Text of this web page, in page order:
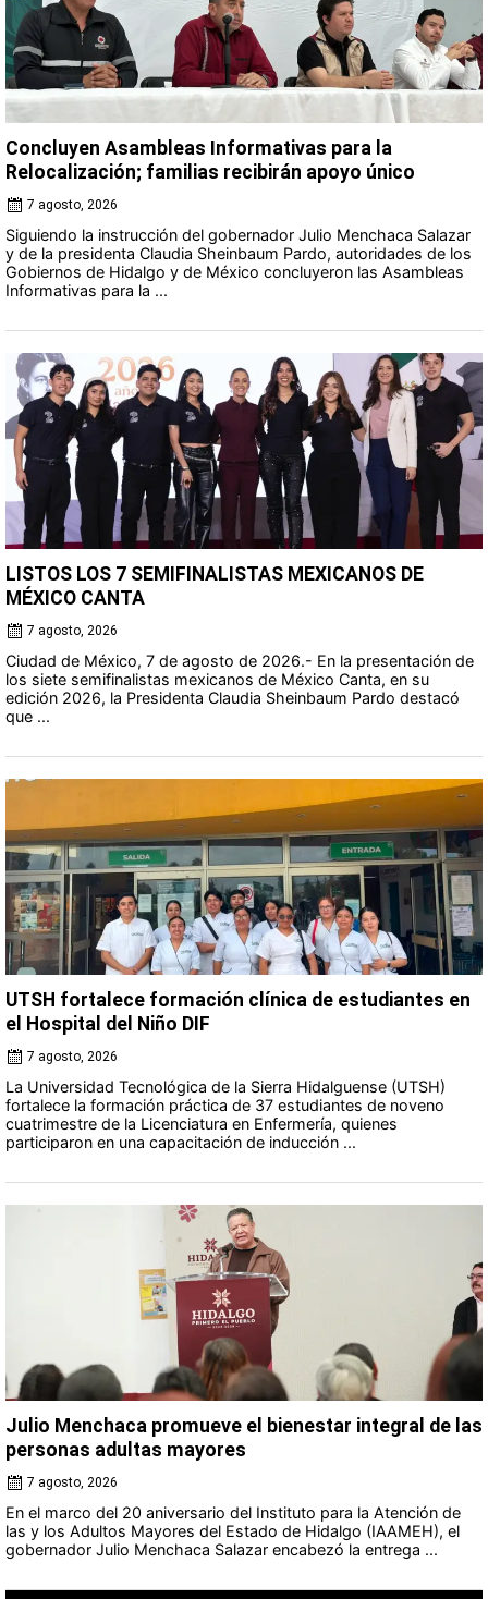
Concluyen Asambleas Informativas para la
Relocalización; familias recibirán apoyo único
7 agosto, 2026
Siguiendo la instrucción del gobernador Julio Menchaca Salazar
y de la presidenta Claudia Sheinbaum Pardo, autoridades de los
Gobiernos de Hidalgo y de México concluyeron las Asambleas
Informativas para la ...
LISTOS LOS 7 SEMIFINALISTAS MEXICANOS DE
MÉXICO CANTA
7 agosto, 2026
Ciudad de México, 7 de agosto de 2026.- En la presentación de
los siete semifinalistas mexicanos de México Canta, en su
edición 2026, la Presidenta Claudia Sheinbaum Pardo destacó
que ...
UTSH fortalece formación clínica de estudiantes en
el Hospital del Niño DIF
7 agosto, 2026
La Universidad Tecnológica de la Sierra Hidalguense (UTSH)
fortalece la formación práctica de 37 estudiantes de noveno
cuatrimestre de la Licenciatura en Enfermería, quienes
participaron en una capacitación de inducción ...
Julio Menchaca promueve el bienestar integral de las
personas adultas mayores
7 agosto, 2026
En el marco del 20 aniversario del Instituto para la Atención de
las y los Adultos Mayores del Estado de Hidalgo (IAAMEH), el
gobernador Julio Menchaca Salazar encabezó la entrega ...